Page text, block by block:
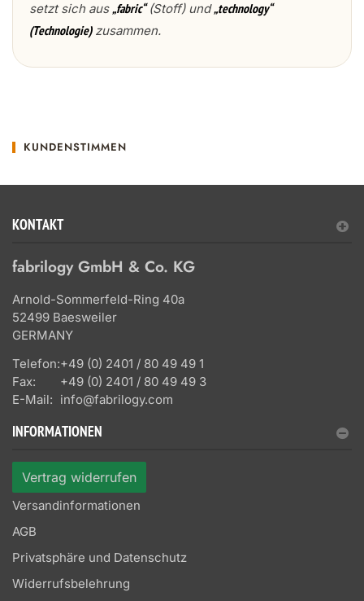
setzt sich aus„fabric“(Stoff) und„technology“
(Technologie)zusammen.
KUNDENSTIMMEN
KONTAKT
fabrilogy GmbH & Co. KG
Arnold-Sommerfeld-Ring 40a
52499 Baesweiler
GERMANY
Telefon:+49 (0) 2401 / 80 49 49 1
Fax:
+49 (0) 2401 / 80 49 49 3
E-Mail: info@fabrilogy.com
INFORMATIONEN
Vertrag widerrufen
Versandinformationen
AGB
Privatsphäre und Datenschutz
Widerrufsbelehrung